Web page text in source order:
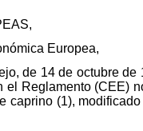
Europea,
de 14 de octubre
Reglamento (CEE)
(1),